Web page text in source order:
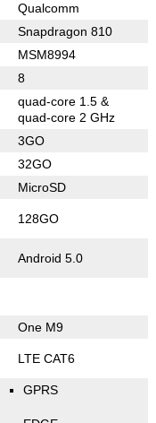
Qualcomm
Snapdragon 810
MSM8994
8
quad-core 1.5 &
quad-core 2 GHz
3GO
32GO
MicroSD
128GO
Android 5.0
One M9
LTE CAT6
GPRS